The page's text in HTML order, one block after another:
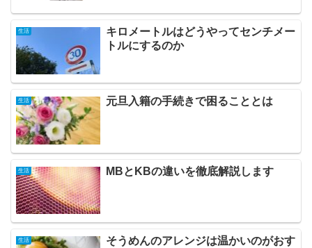
生活
キロメートルはどうやってセンチメー
トルにするのか
生活 元旦入籍の手続きで困ることとは
生活 MBとKBの違いを徹底解説します
生活
そうめんのアレンジは温かいのがおす